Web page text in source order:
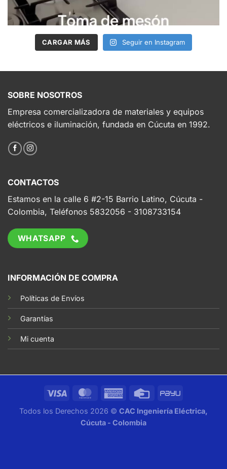
CARGAR MÁS Seguir en Instagram
SOBRE NOSOTROS
Empresa comercializadora de materiales y equipos
eléctricos e iluminación, fundada en Cúcuta en 1992.
CONTACTOS
Estamos en la calle 6 #2-15 Barrio Latino, Cúcuta -
Colombia, Teléfonos 5832056 - 3108733154
WHATSAPP
INFORMACIÓN DE COMPRA
Políticas de Envíos
Garantías
Mi cuenta
Todos los Derechos 2026 © CAC Ingeniería Eléctrica,
Cúcuta - Colombia
Cualquier duda, acá estamos